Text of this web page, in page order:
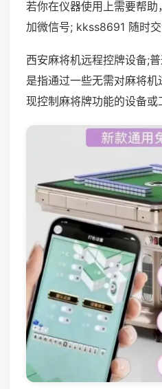
若你在仪器使用上需要帮
加微信号; kkss8691 随时交
西安麻将机远程控牌设备;
是指通过一些无需对麻将
现控制麻将牌功能的设备或